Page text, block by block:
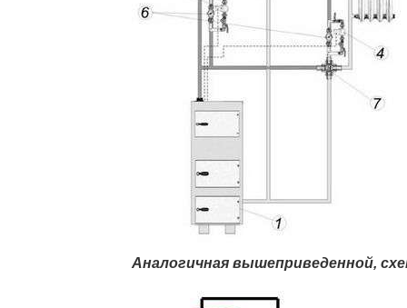
Аналогичная вышеприведенной,